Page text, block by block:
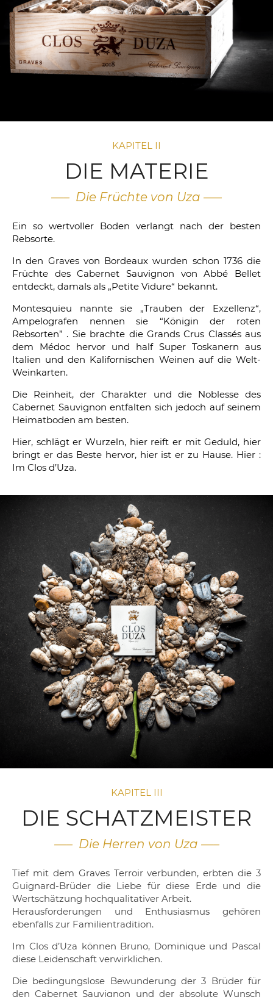
KAPITEL II
DIE MATERIE
—– Die Früchte von Uza —–
Ein so wertvoller Boden verlangt nach der besten
Rebsorte.
In den Graves von Bordeaux wurden schon 1736 die
Früchte des Cabernet Sauvignon von Abbé Bellet
entdeckt, damals als „Petite Vidure“ bekannt.
Montesquieu nannte sie „Trauben der Exzellenz“,
Ampelografen nennen sie “Königin der roten
Rebsorten” . Sie brachte die Grands Crus Classés aus
dem Médoc hervor und half Super Toskanern aus
Italien und den Kalifornischen Weinen auf die Welt-
Weinkarten.
Die Reinheit, der Charakter und die Noblesse des
Cabernet Sauvignon entfalten sich jedoch auf seinem
Heimatboden am besten.
Hier, schlägt er Wurzeln, hier reift er mit Geduld, hier
bringt er das Beste hervor, hier ist er zu Hause. Hier :
Im Clos d’Uza.
KAPITEL III
DIE SCHATZMEISTER
—– Die Herren von Uza —–
Tief mit dem Graves Terroir verbunden, erbten die 3
Guignard-Brüder die Liebe für diese Erde und die
Wertschätzung hochqualitativer Arbeit.
Herausforderungen und Enthusiasmus gehören
ebenfalls zur Familientradition.
Im Clos d’Uza können Bruno, Dominique und Pascal
diese Leidenschaft verwirklichen.
Die bedingungslose Bewunderung der 3 Brüder für
den Cabernet Sauvignon und der absolute Wunsch